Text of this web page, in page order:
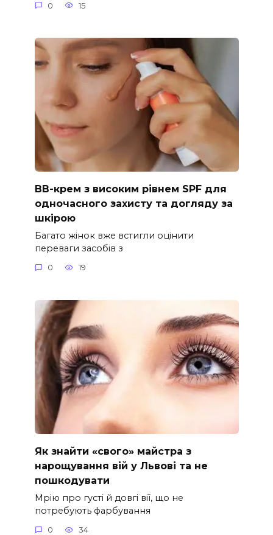
0 15
ВВ-крем з високим рівнем SPF для
одночасного захисту та догляду за
шкірою
Багато жінок вже встигли оцінити
переваги засобів з
0 19
Як знайти «свого» майстра з
нарощування вій у Львові та не
пошкодувати
Мрію про густі й довгі вії, що не
потребують фарбування
0 34